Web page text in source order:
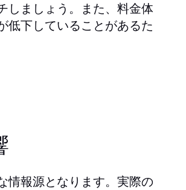
しましょう。また、料金体
低下していることがあるた
情報源となります。実際の